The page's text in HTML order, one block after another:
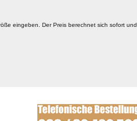
eingeben. Der Preis berechnet sich sofort und